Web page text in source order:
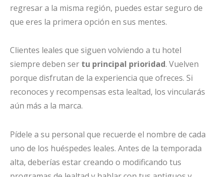
regresar a la misma región, puedes estar seguro de
que eres la primera opción en sus mentes.
Clientes leales que siguen volviendo a tu hotel
siempre deben ser tu principal prioridad. Vuelven
porque disfrutan de la experiencia que ofreces. Si
reconoces y recompensas esta lealtad, los vincularás
aún más a la marca.
Pídele a su personal que recuerde el nombre de cada
uno de los huéspedes leales. Antes de la temporada
alta, deberías estar creando o modificando tus